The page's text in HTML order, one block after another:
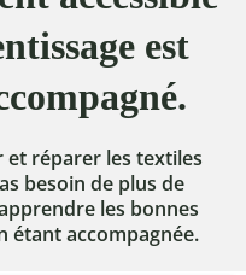
est
réparer les textiles
besoin de plus de
les bonnes
étant accompagnée.